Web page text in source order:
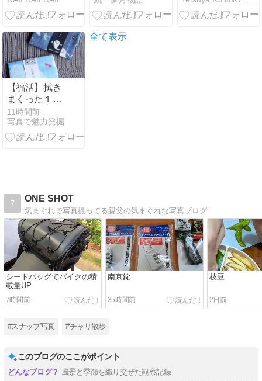
【福活】拭き
まくった１年
が経過して…
11時間前
写真で魅力発掘
全て表示
7
ONE SHOT
気まぐれで写真撮ってる親父の気まぐれな写真ブログ
シートバッグでバイクの積
載量UP
7時間前
南京錠
35時間前
枝豆
2日前
#スナップ写真 #チャリ散歩
このブログのここがポイント
風景と季節を織り交ぜた観察記録